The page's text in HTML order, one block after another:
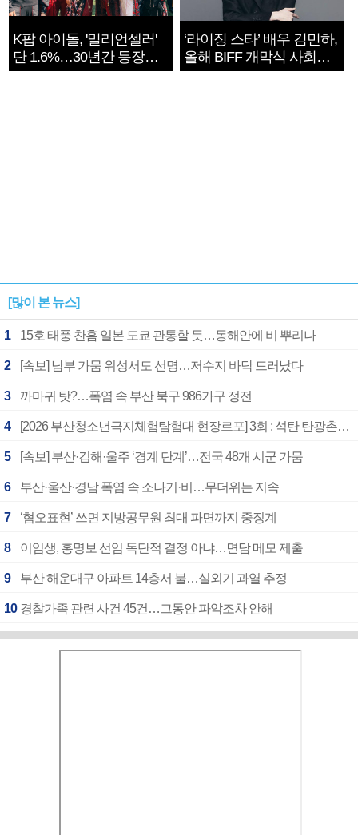
K팝 아이돌, '밀리언셀러'
단 1.6%…30년간 등장
1182개팀 전수조사
‘라이징 스타’ 배우 김민하,
올해 BIFF 개막식 사회자
확정
[많이 본 뉴스]
1 15호 태풍 찬홈 일본 도쿄 관통할 듯…동해안에 비 뿌리나
2 [속보] 남부 가뭄 위성서도 선명…저수지 바닥 드러났다
3 까마귀 탓?…폭염 속 부산 북구 986가구 정전
4 [2026 부산청소년극지체험탐험대 현장르포] 3회 : 석탄 탄광촌에서 북극 연구의 중심지로
5 [속보] 부산·김해·울주 ‘경계 단계’…전국 48개 시군 가뭄
6 부산·울산·경남 폭염 속 소나기·비…무더위는 지속
7 ‘혐오표현’ 쓰면 지방공무원 최대 파면까지 중징계
8 이임생, 홍명보 선임 독단적 결정 아냐…면담 메모 제출
9 부산 해운대구 아파트 14층서 불…실외기 과열 추정
10 경찰가족 관련 사건 45건…그동안 파악조차 안해